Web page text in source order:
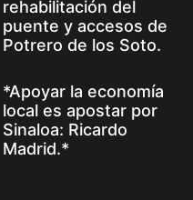
rehabilitación del
puente y accesos de
Potrero de los Soto.
*Apoyar la economía
local es apostar por
Sinaloa: Ricardo
Madrid.*